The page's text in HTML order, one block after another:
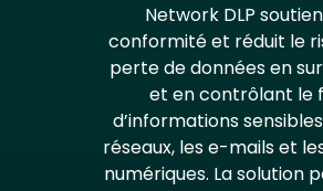
Network DLP
conformité et réduit le
perte de données en
et en contrôlant le
d’informations
réseaux, les e-mails et
numériques. La solution